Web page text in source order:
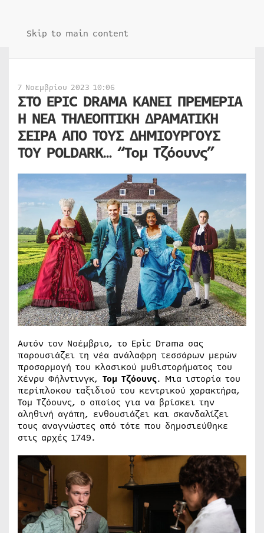
Skip to main content
7 Νοεμβρίου 2023 10:06
ΣΤΟ EPIC DRAMA ΚΑΝΕΙ ΠΡΕΜΕΡΙΑ
Η ΝΕΑ ΤΗΛΕΟΠΤΙΚΗ ΔΡΑΜΑΤΙΚΉ
ΣΕΙΡΑ ΑΠΟ ΤΟΥΣ ΔΗΜΙΟΥΡΓΟΥΣ
ΤΟΥ POLDARK… “Τομ Τζόουνς”
Αυτόν τον Νοέμβριο, το Epic Drama σας
παρουσιάζει τη νέα ανάλαφρη τεσσάρων μερών
προσαρμογή του κλασικού μυθιστορήματος του
Χένρυ Φήλντινγκ, Τομ Τζόουνς. Μια ιστορία του
περίπλοκου ταξιδιού του κεντρικού χαρακτήρα,
Τομ Τζόουνς, ο οποίος για να βρίσκει την
αληθινή αγάπη, ενθουσιάζει και σκανδαλίζει
τους αναγνώστες από τότε που δημοσιεύθηκε
στις αρχές 1749.